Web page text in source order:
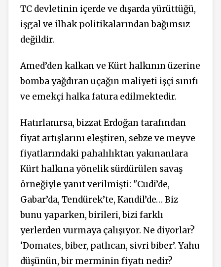
TC devletinin içerde ve dışarda yürüttüğü,
işgal ve ilhak politikalarından bağımsız
değildir.
Amed’den kalkan ve Kürt halkının üzerine
bomba yağdıran uçağın maliyeti işçi sınıfı
ve emekçi halka fatura edilmektedir.
Hatırlanırsa, bizzat Erdoğan tarafından
fiyat artışlarını eleştiren, sebze ve meyve
fiyatlarındaki pahalılıktan yakınanlara
Kürt halkına yönelik sürdürülen savaş
örneğiyle yanıt verilmişti: "Cudi’de,
Gabar’da, Tendürek’te, Kandil’de… Biz
bunu yaparken, birileri, bizi farklı
yerlerden vurmaya çalışıyor. Ne diyorlar?
‘Domates, biber, patlıcan, sivri biber’. Yahu
düşünün, bir merminin fiyatı nedir?